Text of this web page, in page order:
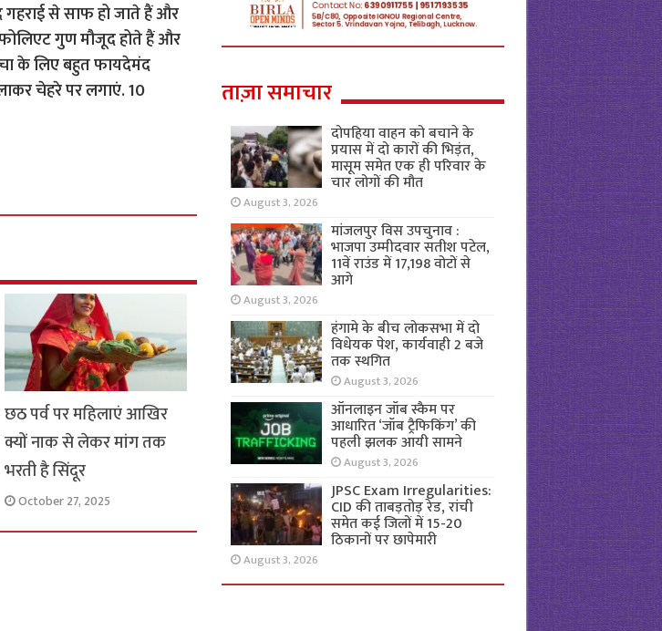
गहराई से साफ हो जाते हैं और
गुण मौजूद होते हैं और
के लिए बहुत फायदेमंद
चेहरे पर लगाएं. 10
छठ पर्व पर महिलाएं आखिर
क्यों नाक से लेकर मांग तक
भरती है सिंदूर
October 27, 2025
ताज़ा समाचार
दोपहिया वाहन को बचाने के
प्रयास में दो कारों की भिड़ंत,
मासूम समेत एक ही परिवार के
चार लोगों की मौत
August 3, 2026
मांजलपुर विस उपचुनाव :
भाजपा उम्मीदवार सतीश पटेल,
11वें राउंड में 17,198 वोटों से
आगे
August 3, 2026
हंगामे के बीच लोकसभा में दो
विधेयक पेश, कार्यवाही 2 बजे
तक स्थगित
August 3, 2026
ऑनलाइन जॉब स्कैम पर
आधारित ‘जॉब ट्रैफिकिंग’ की
पहली झलक आयी सामने
August 3, 2026
JPSC Exam Irregularities:
CID की ताबड़तोड़ रेड, रांची
समेत कई जिलों में 15-20
ठिकानों पर छापेमारी
August 3, 2026